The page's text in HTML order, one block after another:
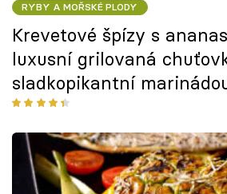
Sledujte nás
RYBY A MOŘSKÉ PLODY
Krevetové špízy s
luxusní grilovaná
sladkopikantní